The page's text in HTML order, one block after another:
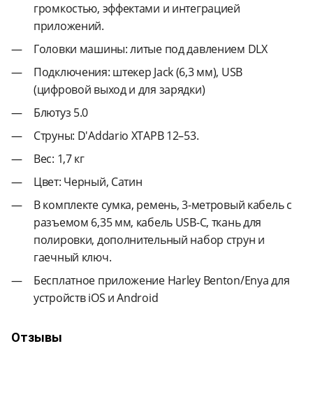
громкостью, эффектами и интеграцией
приложений.
Головки машины: литые под давлением DLX
Подключения: штекер Jack (6,3 мм), USB
(цифровой выход и для зарядки)
Блютуз 5.0
Струны: D'Addario XTAPB 12–53.
Вес: 1,7 кг
Цвет: Черный, Сатин
В комплекте сумка, ремень, 3-метровый кабель с
разъемом 6,35 мм, кабель USB-C, ткань для
полировки, дополнительный набор струн и
гаечный ключ.
Бесплатное приложение Harley Benton/Enya для
устройств iOS и Android
Отзывы